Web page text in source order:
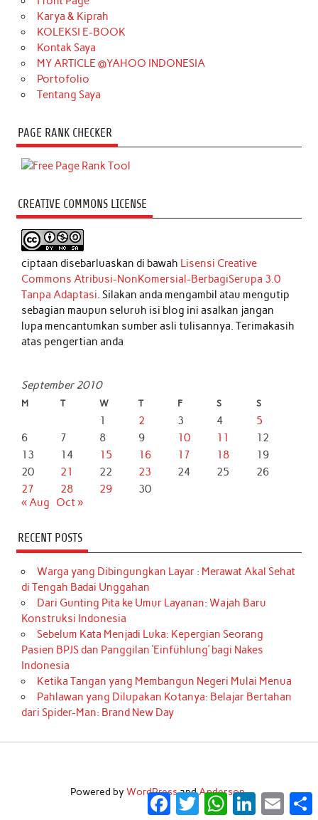
Karya & Kiprah
KOLEKSI E-BOOK
Kontak Saya
MY ARTICLE @YAHOO INDONESIA
Portofolio
Tentang Saya
PAGE RANK CHECKER
CREATIVE COMMONS LICENSE
ciptaan disebarluaskan di bawah Lisensi Creative
Commons Atribusi-NonKomersial-BerbagiSerupa 3.0
Tanpa Adaptasi. Silakan anda mengambil atau mengutip
sebagian maupun seluruh isi blog ini asalkan jangan
lupa mencantumkan sumber asli tulisannya. Terimakasih
atas pengertian anda
September 2010
M T W T F S S
1 2 3 4
5
6
7 8 9 10 11
12
13
14 15 16 17 18
19
20
21 22 23 24 25
26
27
28 29
30
« Aug
Oct »
RECENT POSTS
Warga yang Dibingungkan Layar : Merawat Akal Sehat
di Tengah Badai Unggahan
Dari Gunting Pita ke Umur Layanan: Wajah Baru
Konstruksi Indonesia
Sebelum Kata Menjadi Luka: Kepergian Seorang
Pasien BPJS dan Panggilan ‘Einfühlung’ bagi Nakes
Indonesia
Ketika Tangan yang Membangun Negeri Mulai Menua
Pahlawan yang Dilupakan Kotanya: Belajar Bertahan
dari Spider-Man: Brand New Day
Powered by WordPressandAnderson.
Facebook
TwitterWhatsApp
LinkedInEmail